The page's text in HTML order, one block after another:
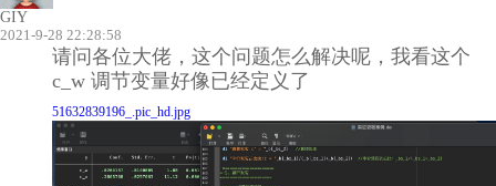
GIY
2021-9-28 22:28:58
请问各位大佬，这个问题怎么解决呢，我看这个
c_w 调节变量好像已经定义了
51632839196_.pic_hd.jpg